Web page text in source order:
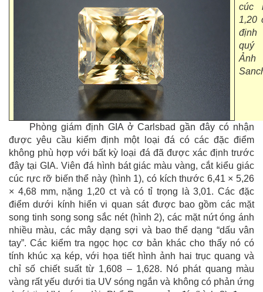
cúc
1,20
định
quý
Phòng giám định GIA ở Carlsbad gần đây có nhận
được yêu cầu kiểm định một loại đá có các đặc điểm
không phù hợp với bất kỳ loại đá đã được xác định trước
đây tại GIA. Viên đá hình bát giác màu vàng, cắt kiểu giác
cúc rực rỡ biến thể này (hình 1), có kích thước 6,41 × 5,26
× 4,68 mm, nặng 1,20 ct và có tỉ trọng là 3,01. Các đặc
điểm dưới kính hiển vi quan sát được bao gồm các mặt
song tinh song song sắc nét (hình 2), các mặt nứt óng ánh
nhiều màu, các mây dạng sợi và bao thể dạng “dấu vân
tay”. Các kiểm tra ngọc học cơ bản khác cho thấy nó có
tính khúc xạ kép, với họa tiết hình ảnh hai trục quang và
chỉ số chiết suất từ 1,608 – 1,628. Nó phát quang màu
vàng rất yếu dưới tia UV sóng ngắn và không có phản ứng